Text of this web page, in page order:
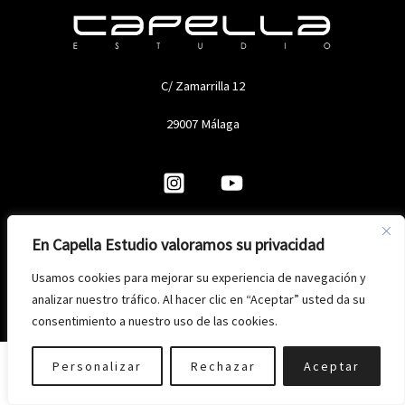
En Capella Estudio valoramos su privacidad
Usamos cookies para mejorar su experiencia de navegación y
analizar nuestro tráfico. Al hacer clic en “Aceptar” usted da su
consentimiento a nuestro uso de las cookies.
Personalizar Rechazar Aceptar
C/ Zamarrilla 12
29007 Málaga
Política de privacidad -Aviso legal- Política de cookies